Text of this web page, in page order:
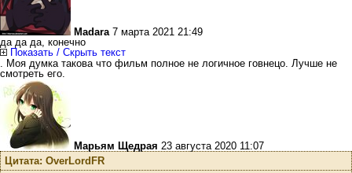
Madara 7 марта 2021 21:49
да да да, конечно
Показать / Скрыть текст
. Моя думка такова что фильм полное не логичное говнецо. Лучше не
смотреть его.
Марьям Щедрая 23 августа 2020 11:07
Цитата: OverLordFR